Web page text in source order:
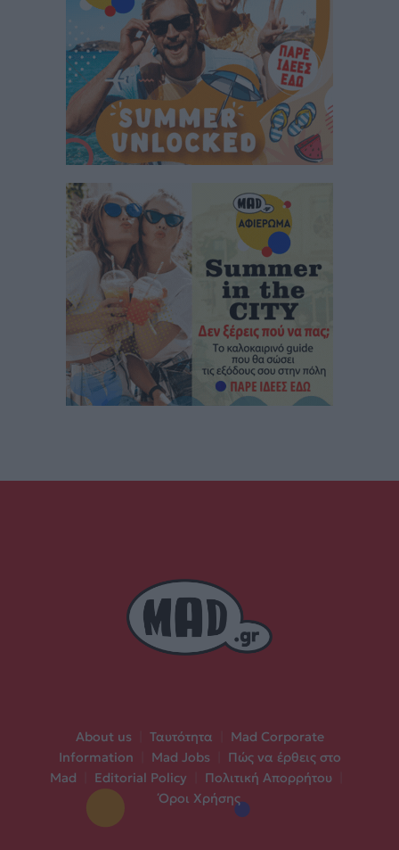
About us Ταυτότητα
Mad Corporate
Information
Mad Jobs
Πώς να έρθεις στο
Mad
Editorial Policy Πολιτική Απορρήτου
Όροι Χρήσης